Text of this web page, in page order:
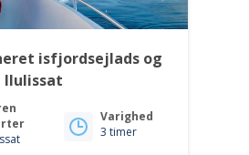
isfjordsejlads og
Varighed
3 timer